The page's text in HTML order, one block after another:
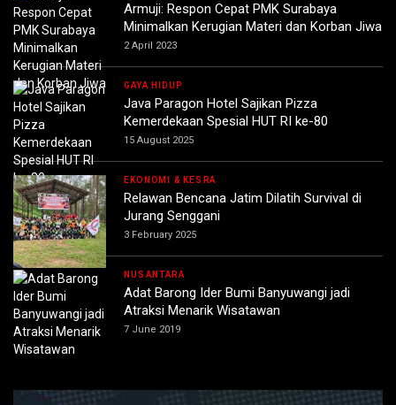
Armuji: Respon Cepat PMK Surabaya
Minimalkan Kerugian Materi dan Korban Jiwa
2 April 2023
GAYA HIDUP
Java Paragon Hotel Sajikan Pizza
Kemerdekaan Spesial HUT RI ke-80
15 August 2025
EKONOMI & KESRA
Relawan Bencana Jatim Dilatih Survival di
Jurang Senggani
3 February 2025
NUSANTARA
Adat Barong Ider Bumi Banyuwangi jadi
Atraksi Menarik Wisatawan
7 June 2019